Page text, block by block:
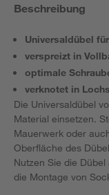
Beschreibung
Universaldübel
verspreizt in
optimale
verknotet in
Die Universaldübel
Material einsetzen.
Mauerwerk oder
Oberfläche des
Nutzen Sie die
die Montage von